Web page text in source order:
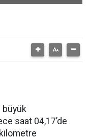
büyük
saat 04,17’de